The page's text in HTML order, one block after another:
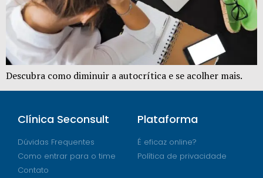
Descubra como diminuir a autocrítica e se acolher mais.
Clínica Seconsult
Dúvidas Frequentes
Como entrar para o time
Contato
Plataforma
É eficaz online?
Política de privacidade